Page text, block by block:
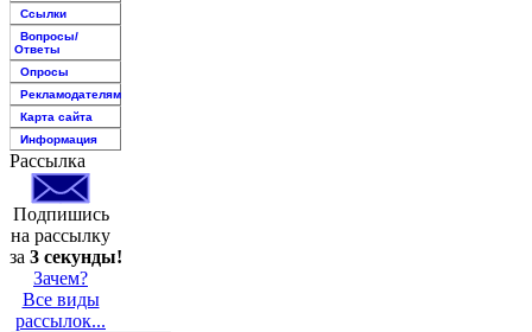
Ссылки
Вопросы/
Ответы
Опросы
Рекламодателям
Карта сайта
Информация
Рассылка
Подпишись
на рассылку
за 3 секунды!
Зачем?
Все виды
рассылок...